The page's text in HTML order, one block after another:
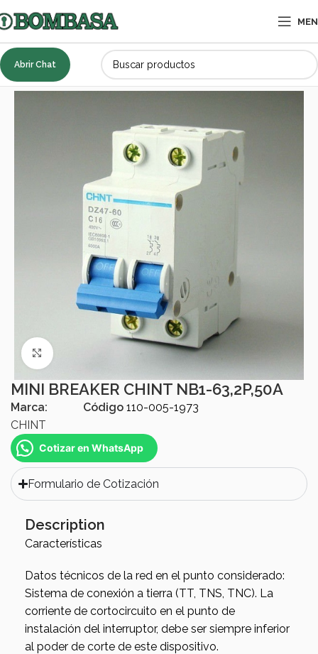
Abrir Chat
Inicio ACCESORIOS Eléctricos
Click to enlarge
MINI BREAKER CHINT NB1-63,2P,50A
Marca:
CHINT
Código 110-005-1973
Cotizar en WhatsApp
Formulario de Cotización
Description
Características
Datos técnicos de la red en el punto considerado:
Sistema de conexión a tierra (TT, TNS, TNC). La
corriente de cortocircuito en el punto de
instalación del interruptor, debe ser siempre inferior
al poder de corte de este dispositivo.